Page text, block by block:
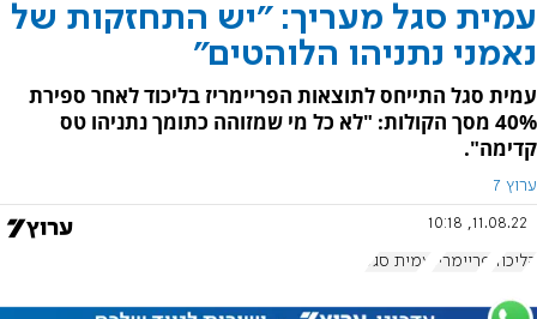
עמית סגל מעריך: "יש התחזקות של
נאמני נתניהו הלוהטים"
עמית סגל התייחס לתוצאות הפריימריז בליכוד לאחר ספירת
40% מסך הקולות: "לא כל מי שמזוהה כתומך נתניהו טס
קדימה".
ערוץ 7
11.08.22, 10:18
הליכוד פריימריז עמית סגל